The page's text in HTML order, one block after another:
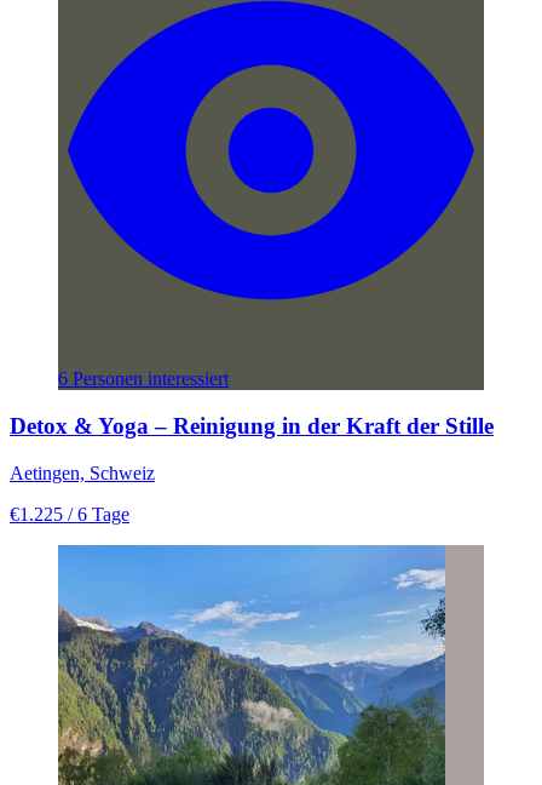
6 Personen interessiert
Detox & Yoga – Reinigung in der Kraft der Stille
Aetingen, Schweiz
€1.225 / 6 Tage